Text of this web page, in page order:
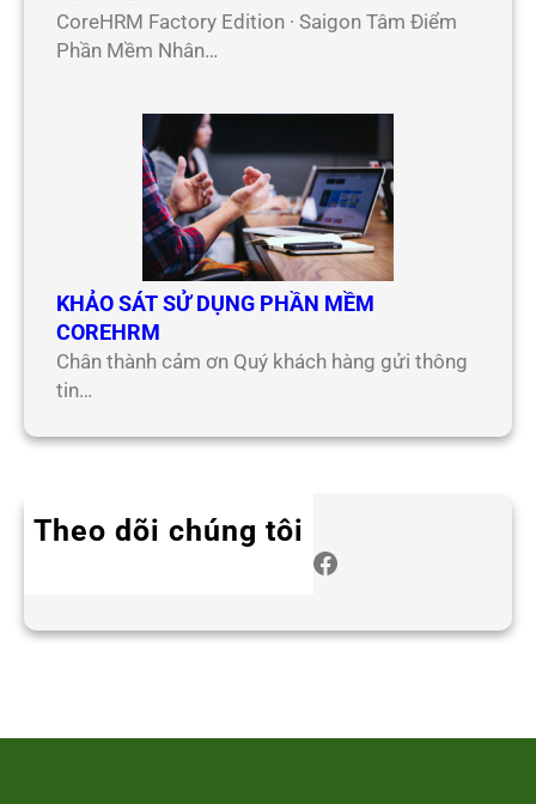
CoreHRM Factory Edition · Saigon Tâm Điểm
Phần Mềm Nhân…
KHẢO SÁT SỬ DỤNG PHẦN MỀM
COREHRM
Chân thành cảm ơn Quý khách hàng gửi thông
tin…
Theo dõi chúng tôi
Facebook